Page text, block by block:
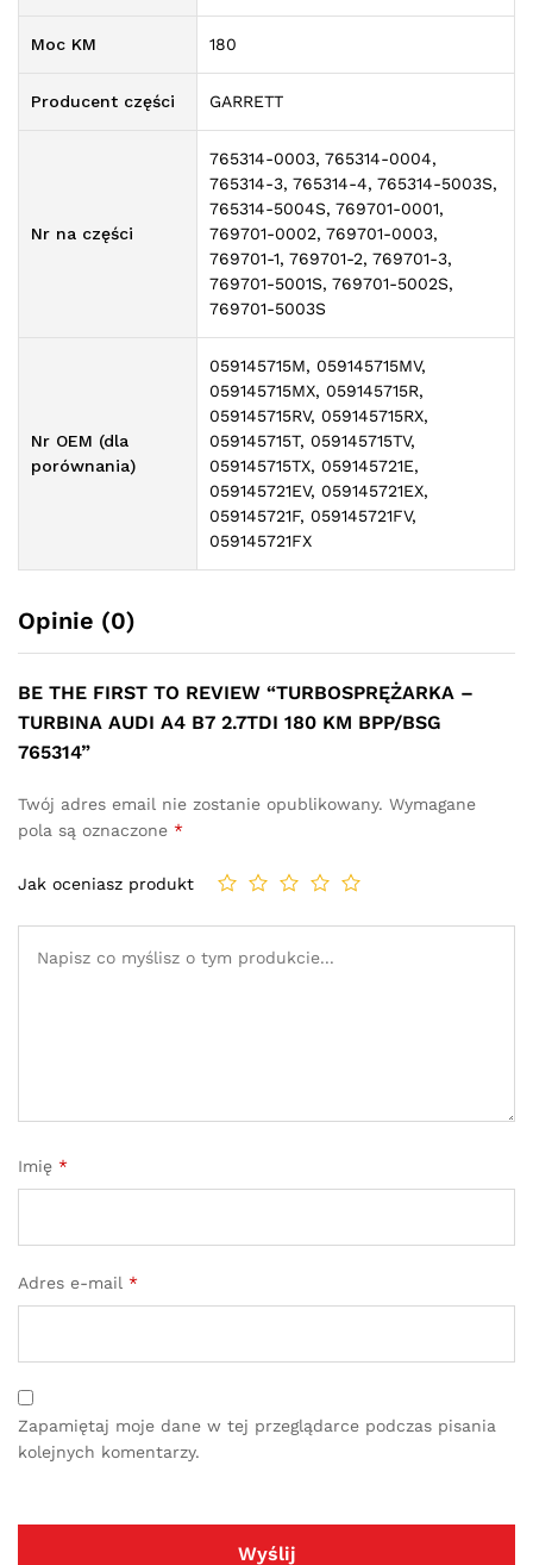
Moc KM 180
Producent części GARRETT
Nr na części
765314-0003, 765314-0004,
765314-3, 765314-4, 765314-5003S,
765314-5004S, 769701-0001,
769701-0002, 769701-0003,
769701-1, 769701-2, 769701-3,
769701-5001S, 769701-5002S,
769701-5003S
Nr OEM (dla
porównania)
059145715M, 059145715MV,
059145715MX, 059145715R,
059145715RV, 059145715RX,
059145715T, 059145715TV,
059145715TX, 059145721E,
059145721EV, 059145721EX,
059145721F, 059145721FV,
059145721FX
Opinie (0)
BE THE FIRST TO REVIEW “TURBOSPRĘŻARKA –
TURBINA AUDI A4 B7 2.7TDI 180 KM BPP/BSG
765314”
Twój adres email nie zostanie opublikowany. Wymagane
pola są oznaczone *
Jak oceniasz produkt
Imię *
Adres e-mail *
Zapamiętaj moje dane w tej przeglądarce podczas pisania
kolejnych komentarzy.